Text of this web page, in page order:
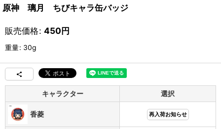
原神 璃月 ちびキャラ缶バッジ
販売価格: 450円
重量: 30g
キャラクター 選択
香菱 再入荷お知らせ